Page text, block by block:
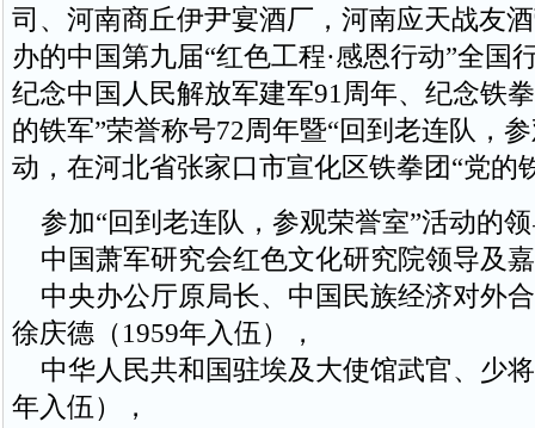
司、河南商丘伊尹宴酒厂，河南应天战友
办的中国第九届“红色工程·感恩行动”全国
纪念中国人民解放军建军91周年、纪念铁
的铁军”荣誉称号72周年暨“回到老连队，
动，在河北省张家口市宣化区铁拳团“党的
参加“回到老连队，参观荣誉室”活动的
中国萧军研究会红色文化研究院领导及
中央办公厅原局长、中国民族经济对外
徐庆德（1959年入伍），
中华人民共和国驻埃及大使馆武官、少
年入伍），